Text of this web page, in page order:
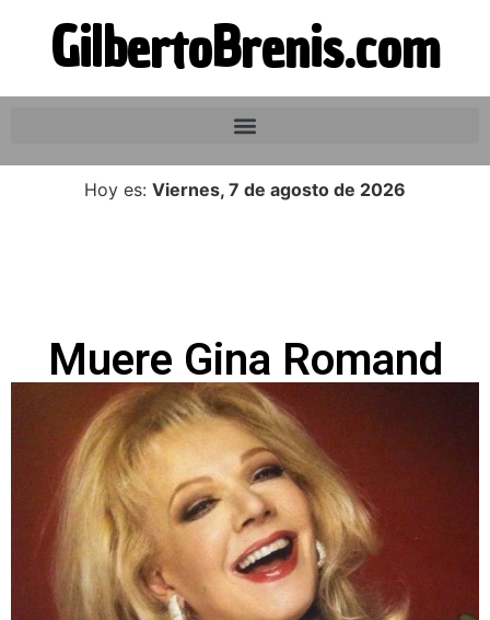
GilbertoBrenis.com
Hoy es: Viernes, 7 de agosto de 2026
Muere Gina Romand